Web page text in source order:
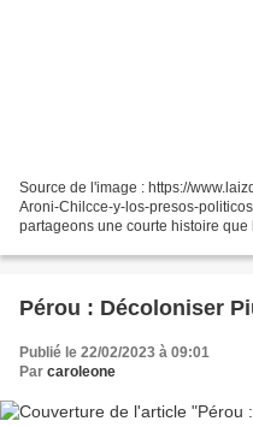
Source de l'image : https://
Aroni-Chilcce-y-los-presos-
partageons une courte histoire
Pérou : Décoloniser
Publié le 22/02/2023 à 09:01
Par caroleone